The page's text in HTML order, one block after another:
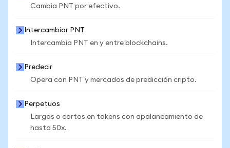
Cambia PNT por efectivo.
Intercambiar PNT
Intercambia PNT en y entre blockchains.
Predecir
Opera con PNT y mercados de predicción cripto.
Perpetuos
Largos o cortos en tokens con apalancamiento de
hasta 50x.